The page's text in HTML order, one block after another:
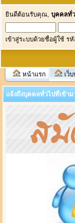
ยินดีต้อนรับคุณ, บุคคลทั่
เข้าสู่ระบบด้วยชื่อผู้ใช้ ร
หน้าแรก เว็
แจ้งถึงบุคคลทั่วไปที่เข้าม